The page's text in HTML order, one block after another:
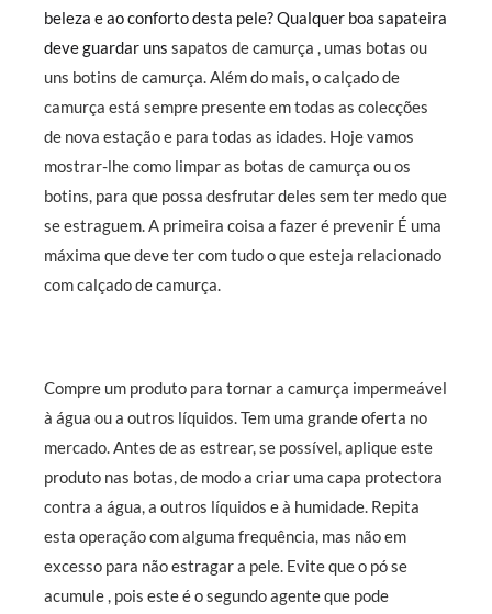
beleza e ao conforto desta pele? Qualquer boa sapateira
deve guardar uns sapatos de camurça , umas botas ou
uns botins de camurça. Além do mais, o calçado de
camurça está sempre presente em todas as colecções
de nova estação e para todas as idades. Hoje vamos
mostrar-lhe como limpar as botas de camurça ou os
botins, para que possa desfrutar deles sem ter medo que
se estraguem.A primeira coisa a fazer é prevenir É uma
máxima que deve ter com tudo o que esteja relacionado
comcalçado de camurça.
Compre um produto para tornar a camurça impermeável
à água ou a outros líquidos. Tem uma grande oferta no
mercado. Antes de as estrear, se possível, aplique este
produto nas botas, de modo a criar uma capa protectora
contra a água, a outros líquidos e à humidade. Repita
esta operação com alguma frequência, mas não em
excesso para não estragar a pele. Evite que o pó se
acumule , pois este é o segundo agente que pode